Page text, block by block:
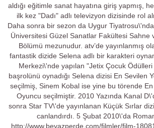
aldığı eğitimle sanat hayatına giriş yapmış,
ilk kez "Dadı" adlı televizyon dizisinde rol
Daha sonra bir sezon da Uygur Tiyatrosu\'nda
Üniversitesi Güzel Sanatlar Fakültesi Sahne
Bölümü mezunudur. atv’de yayınlanmış
fantastik dizide Selena adlı bir karakteri
Merkezi\'nde yapılan "Jetix Çocuk
başrolünü oynadığı Selena dizisi En Sevilen
seçilmiş, Sinem Kobal ise yine bu törende
Oyuncu seçilmiştir. 2010 Yazında Kanal
sonra Star TV\'de yayınlanan Küçük Sırlar
canlandırdı. 5 Şubat 2010\'da
http://www.beyazperde.com/filmler/film-